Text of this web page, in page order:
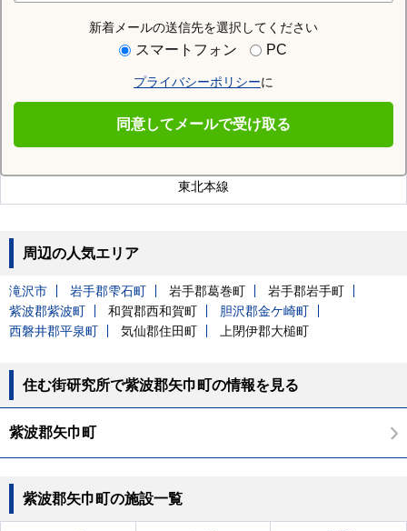
新着メールの送信先を選択してください
スマートフォン PC
プライバシーポリシーに
同意してメールで受け取る
矢幅駅
紫波郡矢巾町を通る沿線
東北本線
周辺の人気エリア
滝沢市 岩手郡雫石町 岩手郡葛巻町
岩手郡岩手町
紫波郡紫波町
和賀郡西和賀町
胆沢郡金ケ崎町
西磐井郡平泉町
気仙郡住田町 上閉伊郡大槌町
住む街研究所で紫波郡矢巾町の情報を見る
紫波郡矢巾町
紫波郡矢巾町の施設一覧